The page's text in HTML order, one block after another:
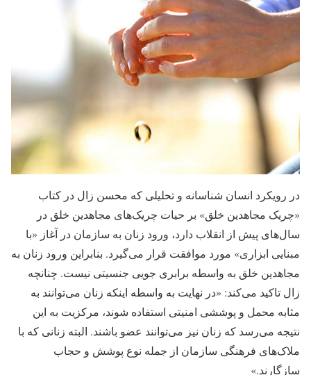
در رویکرد انسان شناسانه و تحلیلی که محسن زال در کتاب
«چریک مجاهدین خلق» بر حیات چریک‌های مجاهدین خلق در
سال‌های پیش از انقلاب دارد، ورود زنان به سازمان در آغاز «با
مبنایی ابزاری» مورد موافقت قرار می‌گیرد. بنابراین ورود زنان به
مجاهدین خلق به واسطه برابری جویی جنسیتی نیست. چنانچه
زال تاکید می‌کند: «در نهایت به واسطه اینکه زنان می‌توانند به
مثابه محمل و پوششی امنیتی استفاده شوند، مرکزیت به این
نتیجه می‌رسد که زنان نیز می‌توانند عضو باشند. البته زنانی که با
ملاک‌های فرهنگی سازمان از جمله نوع پوشش و حجاب
سازگارند.»